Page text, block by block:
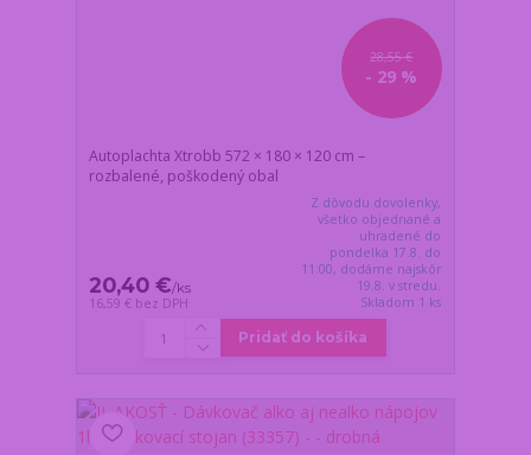
28,55 €
- 29 %
Autoplachta Xtrobb 572 × 180 × 120 cm –
rozbalené, poškodený obal
20,40 €/ks
16,59 € bez DPH
Z dôvodu dovolenky,
všetko objednané a
uhradené do
pondelka 17.8. do
11:00, dodáme najskôr
19.8. v stredu.
Skladom 1 ks
Pridať do košíka